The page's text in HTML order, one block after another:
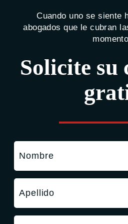
Cuando uno se siente
abogados que le cubran
Solicite su